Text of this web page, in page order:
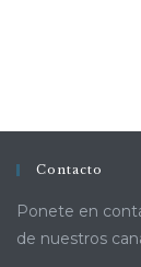
Contacto
Ponete en
de nuestros